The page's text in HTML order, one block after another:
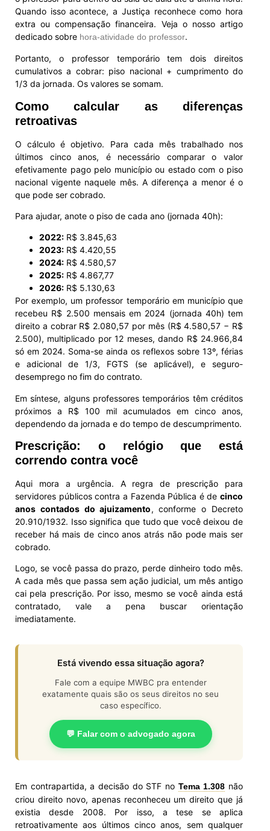
Quando isso acontece, a Justiça reconhece como hora
extra ou compensação financeira. Veja o nosso artigo
dedicado sobre hora-atividade do professor.
Portanto, o professor temporário tem dois direitos
cumulativos a cobrar: piso nacional + cumprimento do
1/3 da jornada. Os valores se somam.
Como calcular as diferenças
retroativas
O cálculo é objetivo. Para cada mês trabalhado nos
últimos cinco anos, é necessário comparar o valor
efetivamente pago pelo município ou estado com o piso
nacional vigente naquele mês. A diferença a menor é o
que pode ser cobrado.
Para ajudar, anote o piso de cada ano (jornada 40h):
2022: R$ 3.845,63
2023: R$ 4.420,55
2024: R$ 4.580,57
2025: R$ 4.867,77
2026: R$ 5.130,63
Por exemplo, um professor temporário em município que
recebeu R$ 2.500 mensais em 2024 (jornada 40h) tem
direito a cobrar R$ 2.080,57 por mês (R$ 4.580,57 − R$
2.500), multiplicado por 12 meses, dando R$ 24.966,84
só em 2024. Soma-se ainda os reflexos sobre 13º, férias
e adicional de 1/3, FGTS (se aplicável), e seguro-
desemprego no fim do contrato.
Em síntese, alguns professores temporários têm créditos
próximos a R$ 100 mil acumulados em cinco anos,
dependendo da jornada e do tempo de descumprimento.
Prescrição: o relógio que está
correndo contra você
Aqui mora a urgência. A regra de prescrição para
servidores públicos contra a Fazenda Pública é de cinco
anos contados do ajuizamento, conforme o Decreto
20.910/1932. Isso significa que tudo que você deixou de
receber há mais de cinco anos atrás não pode mais ser
cobrado.
Logo, se você passa do prazo, perde dinheiro todo mês.
A cada mês que passa sem ação judicial, um mês antigo
cai pela prescrição. Por isso, mesmo se você ainda está
contratado, vale a pena buscar orientação
imediatamente.
Está vivendo essa situação agora?
Fale com a equipe MWBC pra entender
exatamente quais são os seus direitos no seu
caso específico.
💬 Falar com o advogado agora
Em contrapartida, a decisão do STF no Tema 1.308 não
criou direito novo, apenas reconheceu um direito que já
existia desde 2008. Por isso, a tese se aplica
retroativamente aos últimos cinco anos, sem qualquer